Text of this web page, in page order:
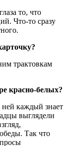
то, что
Что-то сразу
трактовкам
красно-белых?
каждый знает
выглядели
Так что